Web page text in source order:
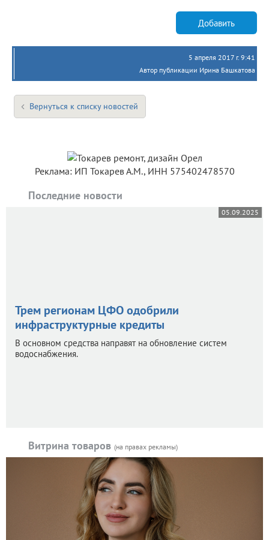
Добавить
5 апреля 2017 г. 9:41
Автор публикации Ирина Башкатова
Вернуться к списку новостей
Реклама: ИП Токарев А.М., ИНН 575402478570
Последние новости
05.09.2025
Трем регионам ЦФО одобрили
инфраструктурные кредиты
В основном средства направят на обновление систем
водоснабжения.
Витрина товаров (на правах рекламы)